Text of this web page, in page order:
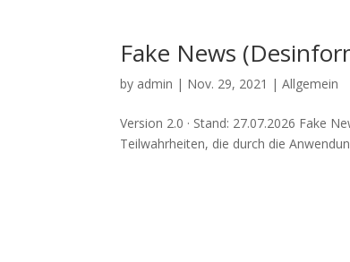
Fake News
by admin | Nov. 29, 2021 | Allgemein
Ver­si­on 2.0 · Stand: 27.07.2026 Fake
Teil­wahr­hei­ten, die durch die